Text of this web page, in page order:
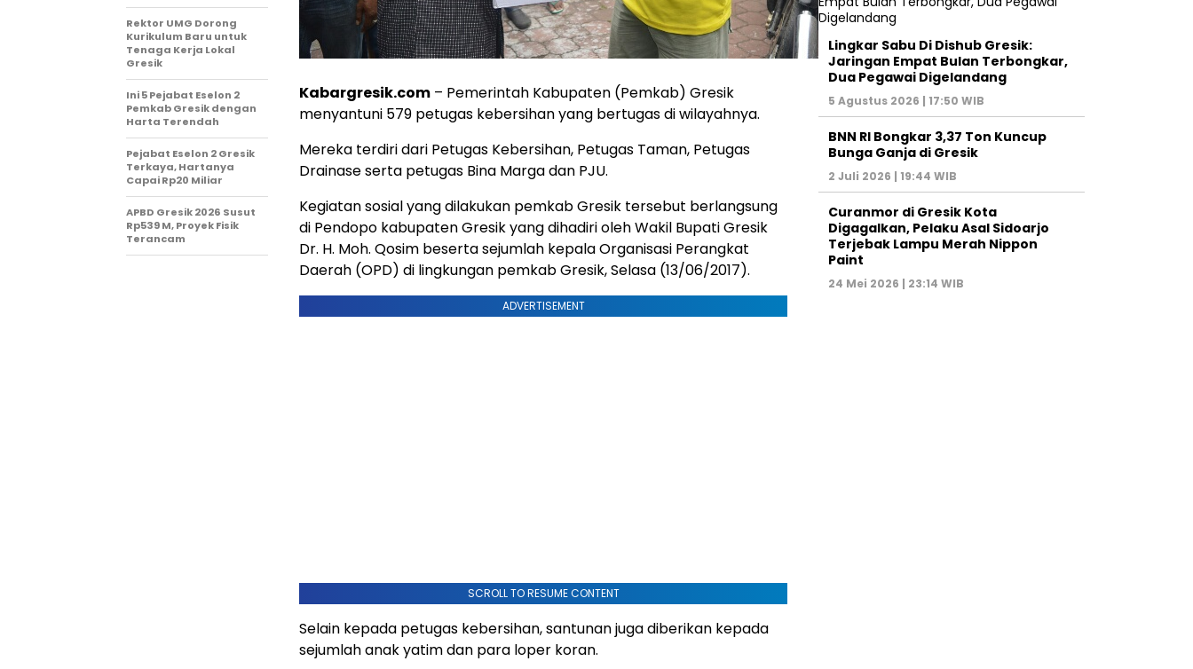
Kabargresik.com – Pemerintah Kabupaten (Pemkab) Gresik
menyantuni 579 petugas kebersihan yang bertugas di wilayahnya.
Mereka terdiri dari Petugas Kebersihan, Petugas Taman, Petugas
Drainase serta petugas Bina Marga dan PJU.
Kegiatan sosial yang dilakukan pemkab Gresik tersebut berlangsung
di Pendopo kabupaten Gresik yang dihadiri oleh Wakil Bupati Gresik
Dr. H. Moh. Qosim beserta sejumlah kepala Organisasi Perangkat
Daerah (OPD) di lingkungan pemkab Gresik, Selasa (13/06/2017).
ADVERTISEMENT
SCROLL TO RESUME CONTENT
Selain kepada petugas kebersihan, santunan juga diberikan kepada
sejumlah anak yatim dan para loper koran.
Rektor UMG Dorong
Kurikulum Baru untuk
Tenaga Kerja Lokal
Gresik
Ini 5 Pejabat Eselon 2
Pemkab Gresik dengan
Harta Terendah
Pejabat Eselon 2 Gresik
Terkaya, Hartanya
Capai Rp20 Miliar
APBD Gresik 2026 Susut
Rp539 M, Proyek Fisik
Terancam
Lingkar Sabu Di Dishub Gresik:
Jaringan Empat Bulan Terbongkar,
Dua Pegawai Digelandang
5 Agustus 2026 | 17:50 WIB
BNN RI Bongkar 3,37 Ton Kuncup
Bunga Ganja di Gresik
2 Juli 2026 | 19:44 WIB
Curanmor di Gresik Kota
Digagalkan, Pelaku Asal Sidoarjo
Terjebak Lampu Merah Nippon
Paint
24 Mei 2026 | 23:14 WIB